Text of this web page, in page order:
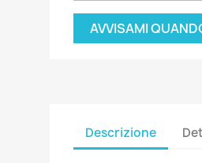
AVVISAMI
Descrizione